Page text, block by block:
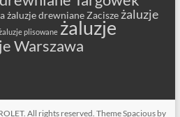
żaluzje drewniane Zaciszeżaluzje
plisowane żaluzje
Warszawa
. All rights reserved. ThemeSpaciousby